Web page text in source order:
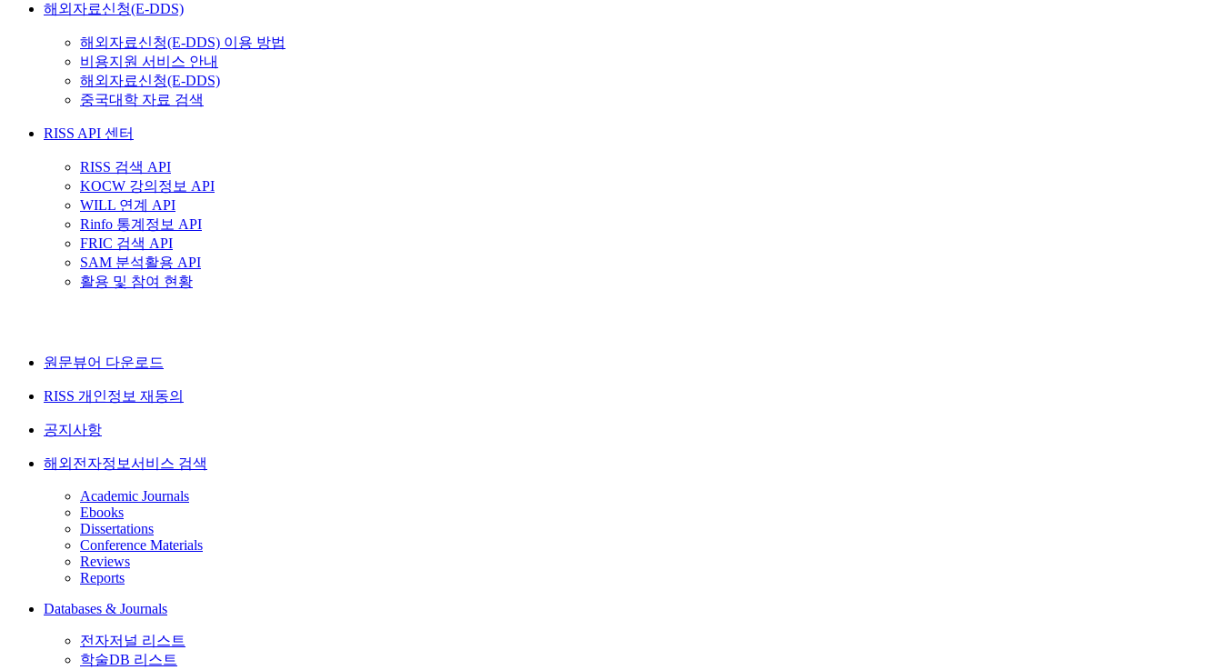
해외자료신청(E-DDS)
해외자료신청(E-DDS) 이용 방법
비용지원 서비스 안내
해외자료신청(E-DDS)
중국대학 자료 검색
RISS API 센터
RISS 검색 API
KOCW 강의정보 API
WILL 연계 API
Rinfo 통계정보 API
FRIC 검색 API
SAM 분석활용 API
활용 및 참여 현황
원문뷰어 다운로드
RISS 개인정보 재동의
공지사항
해외전자정보서비스 검색
Academic Journals
Ebooks
Dissertations
Conference Materials
Reviews
Reports
Databases & Journals
전자저널 리스트
학술DB 리스트